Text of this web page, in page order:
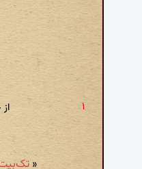
« تک‌بیت شمارهٔ ۲۲۸: